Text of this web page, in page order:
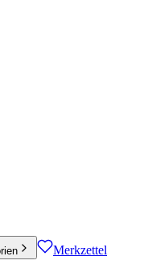
Merkzettel